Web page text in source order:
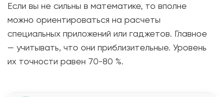
Если вы не сильны в математике, то вполне
можно ориентироваться на расчеты
специальных приложений или гаджетов. Главное
— учитывать, что они приблизительные. Уровень
их точности равен 70-80 %.